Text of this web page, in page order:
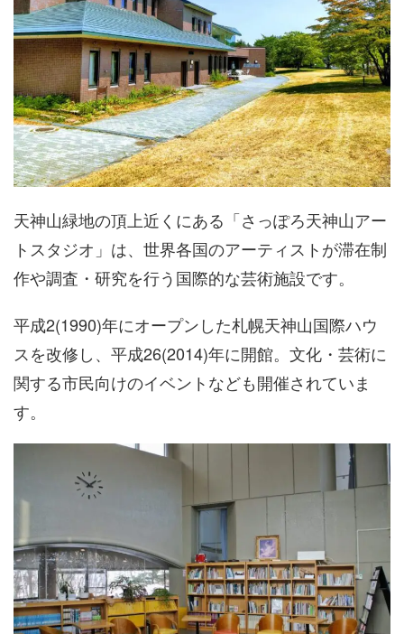
天神山緑地の頂上近くにある「さっぽろ天神山アー
トスタジオ」は、世界各国のアーティストが滞在制
作や調査・研究を行う国際的な芸術施設です。
平成2(1990)年にオープンした札幌天神山国際ハウ
スを改修し、平成26(2014)年に開館。文化・芸術に
関する市民向けのイベントなども開催されていま
す。